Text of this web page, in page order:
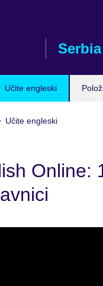
Serbia
Učite engleski
Učite engleski
Online: